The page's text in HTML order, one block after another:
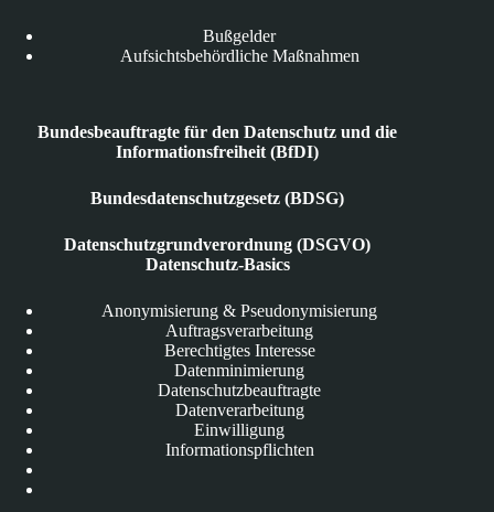
Bußgelder
Aufsichtsbehördliche Maßnahmen
Bundesbeauftragte für den Datenschutz und die
Informationsfreiheit (BfDI)
Bundesdatenschutzgesetz (BDSG)
Datenschutzgrundverordnung (DSGVO)
Datenschutz-Basics
Anonymisierung & Pseudonymisierung
Auftragsverarbeitung
Berechtigtes Interesse
Datenminimierung
Datenschutzbeauftragte
Datenverarbeitung
Einwilligung
Informationspflichten